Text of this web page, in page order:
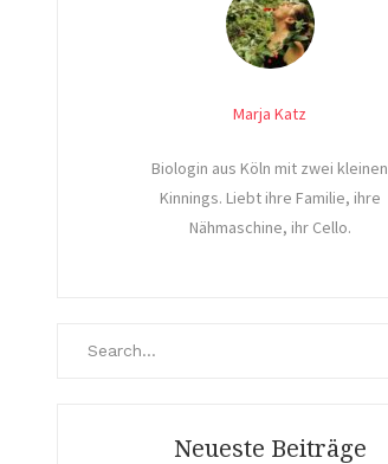
Marja Katz
Biologin aus Köln mit zwei kleinen
Kinnings. Liebt ihre Familie, ihre
Nähmaschine, ihr Cello.
Neueste Beiträge